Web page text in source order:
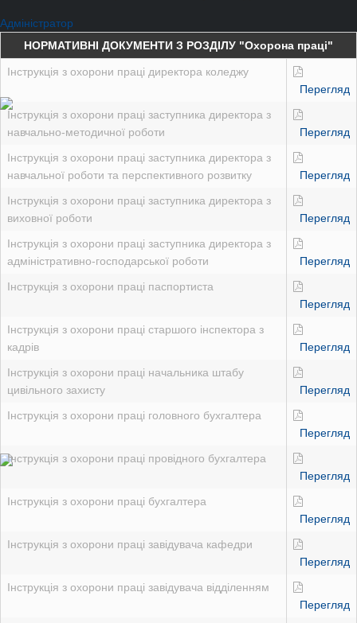
Адміністратор
НОРМАТИВНІ ДОКУМЕНТИ З РОЗДІЛУ "Охорона праці"
Інструкція з охорони праці директора коледжу
Перегляд
Інструкція з охорони праці заступника директора з
навчально-методичної роботи
Перегляд
Інструкція з охорони праці заступника директора з
навчальної роботи та перспективного розвитку
Перегляд
Інструкція з охорони праці заступника директора з
виховної роботи
Перегляд
Інструкція з охорони праці заступника директора з
адміністративно-господарської роботи
Перегляд
Інструкція з охорони праці паспортиста
Перегляд
Інструкція з охорони праці старшого інспектора з
кадрів
Перегляд
Інструкція з охорони праці начальника штабу
цивільного захисту
Перегляд
Інструкція з охорони праці головного бухгалтера
Перегляд
Інструкція з охорони праці провідного бухгалтера
Перегляд
Інструкція з охорони праці бухгалтера
Перегляд
Інструкція з охорони праці завідувача кафедри
Перегляд
Інструкція з охорони праці завідувача відділенням
Перегляд